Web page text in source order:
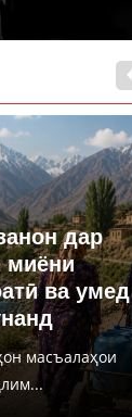
дар
миёни
ва умед
масъалаҳои